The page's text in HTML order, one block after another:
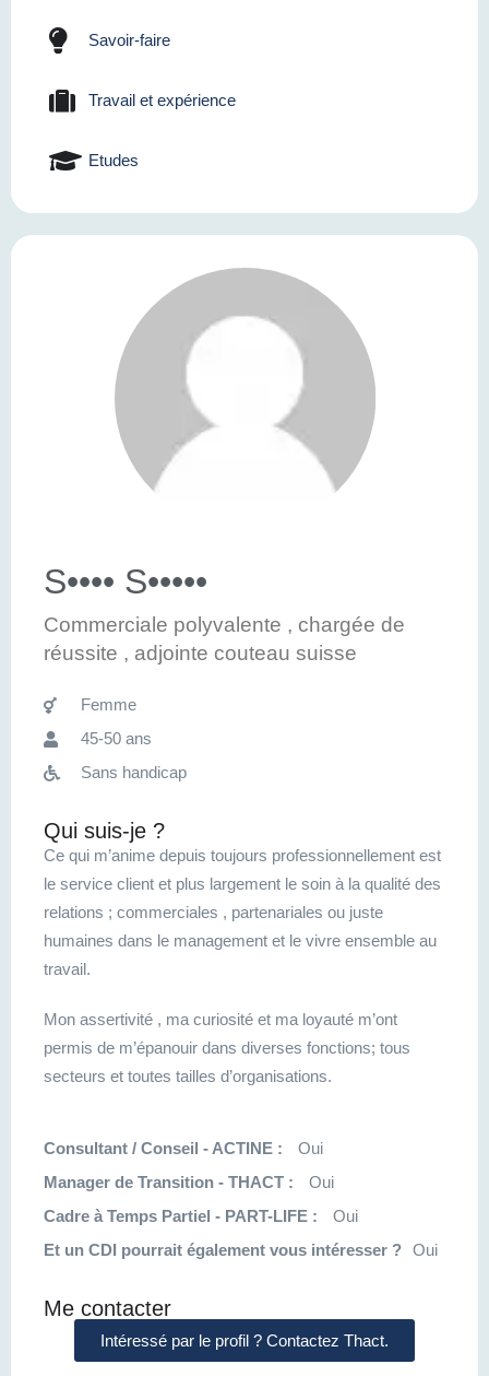
Savoir-faire
Travail et expérience
Etudes
S•••• S•••••
Commerciale polyvalente , chargée de
réussite , adjointe couteau suisse
Femme
45-50 ans
Sans handicap
Qui suis-je ?
Ce qui m’anime depuis toujours professionnellement est
le service client et plus largement le soin à la qualité des
relations ; commerciales , partenariales ou juste
humaines dans le management et le vivre ensemble au
travail.
Mon assertivité , ma curiosité et ma loyauté m’ont
permis de m’épanouir dans diverses fonctions; tous
secteurs et toutes tailles d’organisations.
Consultant / Conseil - ACTINE :
Oui
Manager de Transition - THACT :
Oui
Cadre à Temps Partiel - PART-LIFE :
Oui
Et un CDI pourrait également vous intéresser ? Oui
Me contacter
Intéressé par le profil ? Contactez Thact.